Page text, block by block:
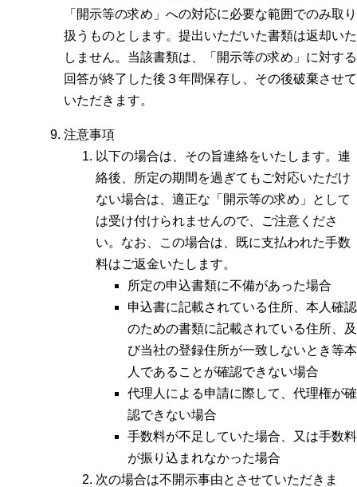
「開示等の求め」への対応に必要な範囲でのみ取り
扱うものとします。提出いただいた書類は返却いた
しません。当該書類は、「開示等の求め」に対する
回答が終了した後３年間保存し、その後破棄させて
いただきます。
注意事項
以下の場合は、その旨連絡をいたします。連
絡後、所定の期間を過ぎてもご対応いただけ
ない場合は、適正な「開示等の求め」として
は受け付けられませんので、ご注意くださ
い。なお、この場合は、既に支払われた手数
料はご返金いたします。
所定の申込書類に不備があった場合
申込書に記載されている住所、本人確認
のための書類に記載されている住所、及
び当社の登録住所が一致しないとき等本
人であることが確認できない場合
代理人による申請に際して、代理権が確
認できない場合
手数料が不足していた場合、又は手数料
が振り込まれなかった場合
次の場合は不開示事由とさせていただきま